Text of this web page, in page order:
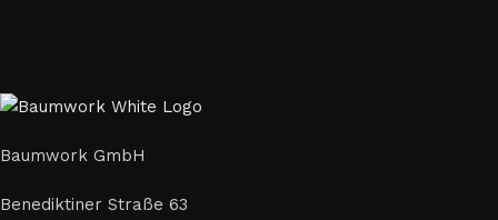
Baumwork GmbH
Benediktiner Straße 63